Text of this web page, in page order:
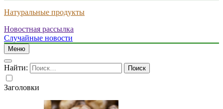
Натуральные продукты
Новостная рассылка
Случайные новости
Меню
Найти:
Заголовки